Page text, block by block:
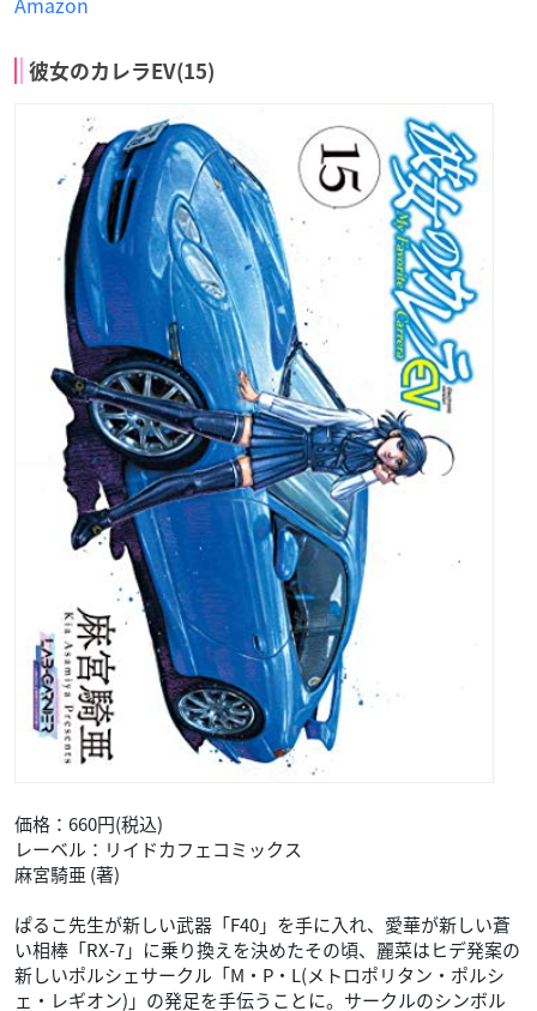
彼女のカレラEV(15)
価格：660円(税込)
レーベル：リイドカフェコミックス
麻宮騎亜 (著)
ぱるこ先生が新しい武器「F40」を手に入れ、愛華が新しい蒼
い相棒「RX-7」に乗り換えを決めたその頃、麗菜はヒデ発案の
新しいポルシェサークル「M・P・L(メトロポリタン・ポルシ
ェ・レギオン)」の発足を手伝うことに。サークルのシンボル